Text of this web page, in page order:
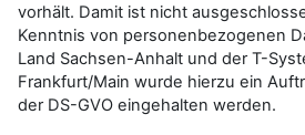
vorhält. Damit ist nicht
Kenntnis von personenbezogenen
Land Sachsen-Anhalt und der T-
Frankfurt/Main wurde hierzu ein
der DS-GVO eingehalten werden.